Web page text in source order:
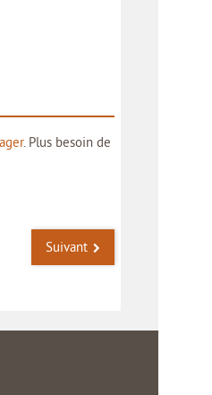
. Plus besoin de
Suivant